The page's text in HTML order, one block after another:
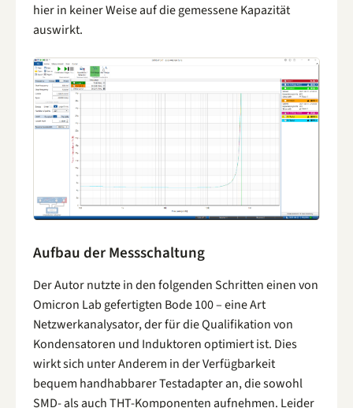
hier in keiner Weise auf die gemessene Kapazität
auswirkt.
Aufbau der Messschaltung
Der Autor nutzte in den folgenden Schritten einen von
Omicron Lab gefertigten Bode 100 – eine Art
Netzwerkanalysator, der für die Qualifikation von
Kondensatoren und Induktoren optimiert ist. Dies
wirkt sich unter Anderem in der Verfügbarkeit
bequem handhabbarer Testadapter an, die sowohl
SMD- als auch THT-Komponenten aufnehmen. Leider